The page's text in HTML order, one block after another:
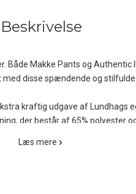
Beskrivelse
Både Makke Pants og
disse spændende og stilfulde
kraftig udgave af Lundhags
der består af 65% polyester
Læs mere